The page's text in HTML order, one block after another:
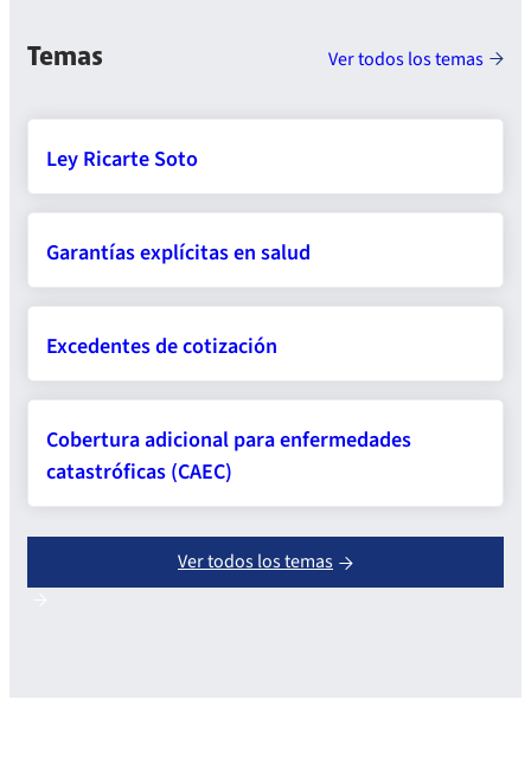
Temas Ver todos los temas
Ley Ricarte Soto
Garantías explícitas en salud
Excedentes de cotización
Cobertura adicional para enfermedades
catastróficas (CAEC)
Ver todos los temas